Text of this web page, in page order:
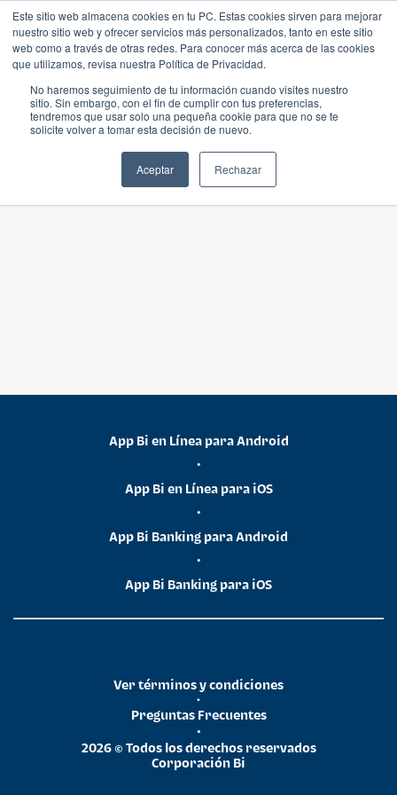
Este sitio web almacena cookies en tu PC. Estas cookies sirven para mejorar
nuestro sitio web y ofrecer servicios más personalizados, tanto en este sitio
web como a través de otras redes. Para conocer más acerca de las cookies
que utilizamos, revisa nuestra Política de Privacidad.
No haremos seguimiento de tu información cuando visites nuestro
sitio. Sin embargo, con el fin de cumplir con tus preferencias,
tendremos que usar solo una pequeña cookie para que no se te
solicite volver a tomar esta decisión de nuevo.
Aceptar Rechazar
App Bi en Línea para Android
•
App Bi en Línea para iOS
•
App Bi Banking para Android
•
App Bi Banking para iOS
2026 © Todos los derechos reservados
Corporación Bi
•
Preguntas Frecuentes
•
Ver términos y condiciones